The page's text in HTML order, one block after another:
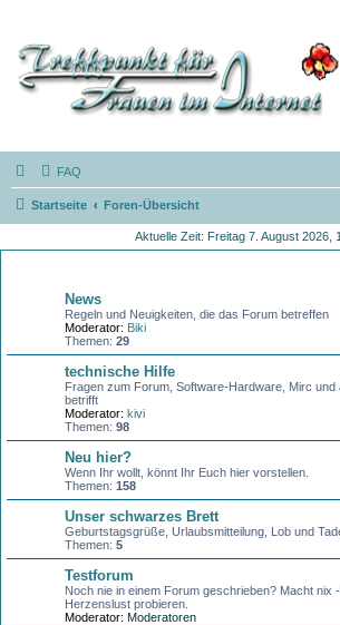
FAQ
Startseite Foren-Übersicht
Aktuelle Zeit: Freitag 7. August 2026,
News
Regeln und Neuigkeiten, die das Forum betreffen
Moderator: Biki
Themen: 29
technische Hilfe
Fragen zum Forum, Software-Hardware, Mirc und
betrifft
Moderator: kivi
Themen: 98
Neu hier?
Wenn Ihr wollt, könnt Ihr Euch hier vorstellen.
Themen: 158
Unser schwarzes Brett
Geburtstagsgrüße, Urlaubsmitteilung, Lob und
Themen: 5
Testforum
Noch nie in einem Forum geschrieben? Macht nix
Herzenslust probieren.
Moderator: Moderatoren